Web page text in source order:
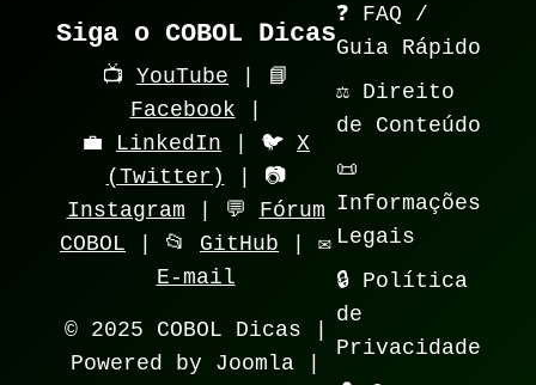
Siga o COBOL Dicas
📺 YouTube | 📘
Facebook
💼 LinkedIn | 🐦 X
(Twitter)
| 📷
Instagram | 💬 Fórum
COBOL | 📂 GitHub | ✉️
E-mail
© 2025 COBOL Dicas |
Powered by Joomla |
❓ FAQ /
Guia Rápido
⚖️ Direito
de Conteúdo
📜
Informações
Legais
🔒 Política
de
Privacidade